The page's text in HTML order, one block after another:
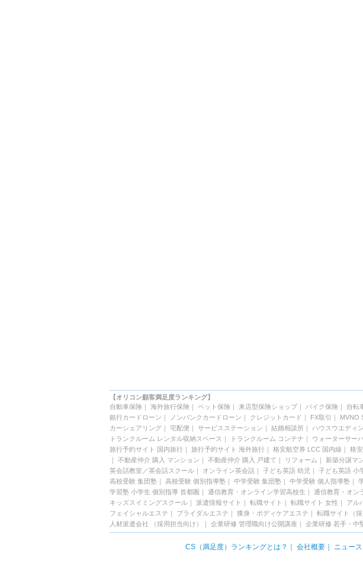
【オリコン顧客満足度ランキング】
自動車保険｜ 海外旅行保険｜ ペット保険｜ 来店型保険ショップ｜ バイク保険｜ 自転
銀行カードローン ｜ ノンバンクカードローン ｜ クレジットカード ｜ FX取引 ｜ MVNO
カーシェアリング｜ 宅配便 ｜ サービスステーション ｜ 結婚相談所｜ ハウスウエディ
トランクルーム レンタル収納スペース ｜ トランクルーム コンテナ ｜ ウォーターサー
旅行予約サイト 国内旅行｜ 旅行予約サイト 海外旅行｜ 格安航空券 LCC 国内線 ｜ 格
｜ 不動産仲介 購入 マンション ｜ 不動産仲介 購入 戸建て ｜ リフォーム ｜ 新築分譲マ
英会話教室／英会話スクール｜ オンライン英会話 ｜ 子ども英語 幼児 ｜ 子ども英語 小
高校受験 集団塾｜ 高校受験 個別指導塾｜ 中学受験 集団塾｜ 中学受験 個人指導塾｜
学習塾 小学生 個別指導 首都圏 ｜ 通信教育・オンライン学習高校生 ｜ 通信教育・オン
キッズスイミングスクール｜ 派遣情報サイト ｜ 転職サイト ｜ 転職サイト 女性 ｜ アル
フェイシャルエステ ｜ ブライダルエステ ｜ 痩身・ボディケアエステ ｜ 転職サイト（採
人材派遣会社 （採用担当向け）
｜ 企業研修 管理職向け公開講座 ｜ 企業研修 若手・中
CS（満足度）ランキングとは？ ｜ 会社概要｜ ニュー